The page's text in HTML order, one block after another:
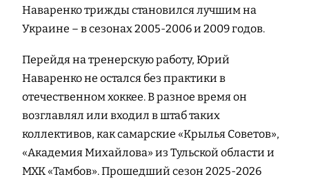
Наваренко трижды становился лучшим на
Украине – в сезонах 2005-2006 и 2009 годов.
Перейдя на тренерскую работу, Юрий
Наваренко не остался без практики в
отечественном хоккее. В разное время он
возглавлял или входил в штаб таких
коллективов, как самарские «Крылья Советов»,
«Академия Михайлова» из Тульской области и
МХК «Тамбов». Прошедший сезон 2025-2026